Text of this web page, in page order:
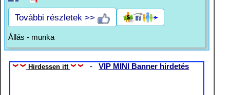
További részletek >>
Állás - munka
Hirdessen itt -VIP MINI Banner hirdetés